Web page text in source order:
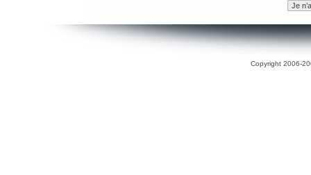
Copyright 2006-